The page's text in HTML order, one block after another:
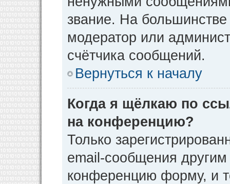
звание. На
модератор или
счётчика сообщений.
Вернуться к началу
Когда я щёлкаю по
на конференцию?
Только
email-сообщения
конференцию форму, и